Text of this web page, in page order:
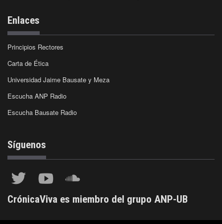
Enlaces
Principios Rectores
Carta de Ética
Universidad Jaime Bausate y Meza
Escucha ANP Radio
Escucha Bausate Radio
Síguenos
CrónicaViva es miembro del grupo ANP-UB